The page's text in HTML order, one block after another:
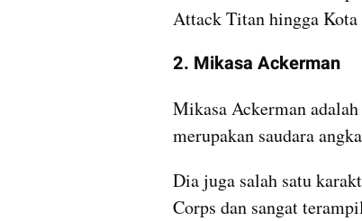
Attack Titan hingga
2. Mikasa Ackerman
Mikasa Ackerman
merupakan saudara
Dia juga salah satu
Corps dan sangat